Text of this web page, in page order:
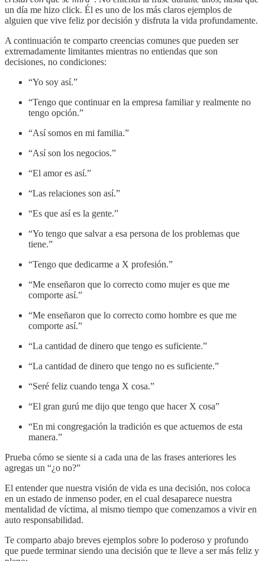
un día me hizo click. Él es uno de los más claros ejemplos de
alguien que vive feliz por decisión y disfruta la vida profundamente.
A continuación te comparto creencias comunes que pueden ser
extremadamente limitantes mientras no entiendas que son
decisiones, no condiciones:
“Yo soy así.”
“Tengo que continuar en la empresa familiar y realmente no
tengo opción.”
“Así somos en mi familia.”
“Así son los negocios.”
“El amor es así.”
“Las relaciones son así.”
“Es que así es la gente.”
“Yo tengo que salvar a esa persona de los problemas que
tiene.”
“Tengo que dedicarme a X profesión.”
“Me enseñaron que lo correcto como mujer es que me
comporte así.”
“Me enseñaron que lo correcto como hombre es que me
comporte así.”
“La cantidad de dinero que tengo es suficiente.”
“La cantidad de dinero que tengo no es suficiente.”
“Seré feliz cuando tenga X cosa.”
“El gran gurú me dijo que tengo que hacer X cosa”
“En mi congregación la tradición es que actuemos de esta
manera.”
Prueba cómo se siente si a cada una de las frases anteriores les
agregas un “¿o no?”
El entender que nuestra visión de vida es una decisión, nos coloca
en un estado de inmenso poder, en el cual desaparece nuestra
mentalidad de víctima, al mismo tiempo que comenzamos a vivir en
auto responsabilidad.
Te comparto abajo breves ejemplos sobre lo poderoso y profundo
que puede terminar siendo una decisión que te lleve a ser más feliz y